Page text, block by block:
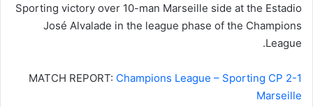
Sporting victory over 10-man Marseille side at the Estadio
José Alvalade in the league phase of the Champions
League.
MATCH REPORT: Champions League – Sporting CP 2-1
Marseille